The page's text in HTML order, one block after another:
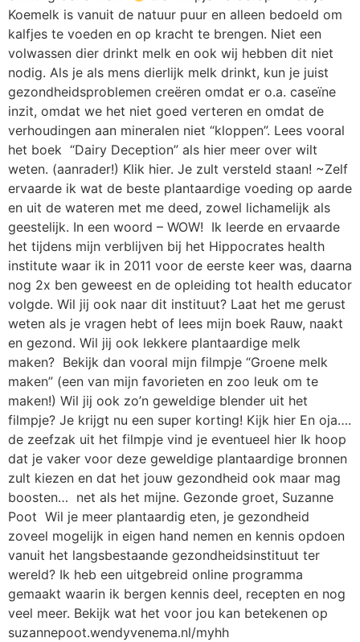
Koemelk is vanuit de natuur puur en alleen bedoeld om
kalfjes te voeden en op kracht te brengen. Niet een
volwassen dier drinkt melk en ook wij hebben dit niet
nodig. Als je als mens dierlijk melk drinkt, kun je juist
gezondheidsproblemen creëren omdat er o.a. caseïne
inzit, omdat we het niet goed verteren en omdat de
verhoudingen aan mineralen niet “kloppen”. Lees vooral
het boek “Dairy Deception” als hier meer over wilt
weten. (aanrader!) Klik hier. Je zult versteld staan! ~Zelf
ervaarde ik wat de beste plantaardige voeding op aarde
en uit de wateren met me deed, zowel lichamelijk als
geestelijk. In een woord – WOW! Ik leerde en ervaarde
het tijdens mijn verblijven bij het Hippocrates health
institute waar ik in 2011 voor de eerste keer was, daarna
nog 2x ben geweest en de opleiding tot health educator
volgde. Wil jij ook naar dit instituut? Laat het me gerust
weten als je vragen hebt of lees mijn boek Rauw, naakt
en gezond. Wil jij ook lekkere plantaardige melk
maken? Bekijk dan vooral mijn filmpje “Groene melk
maken” (een van mijn favorieten en zoo leuk om te
maken!) Wil jij ook zo’n geweldige blender uit het
filmpje? Je krijgt nu een super korting! Kijk hier En oja….
de zeefzak uit het filmpje vind je eventueel hier Ik hoop
dat je vaker voor deze geweldige plantaardige bronnen
zult kiezen en dat het jouw gezondheid ook maar mag
boosten… net als het mijne. Gezonde groet, Suzanne
Poot Wil je meer plantaardig eten, je gezondheid
zoveel mogelijk in eigen hand nemen en kennis opdoen
vanuit het langsbestaande gezondheidsinstituut ter
wereld? Ik heb een uitgebreid online programma
gemaakt waarin ik bergen kennis deel, recepten en nog
veel meer. Bekijk wat het voor jou kan betekenen op
suzannepoot.wendyvenema.nl/myhh